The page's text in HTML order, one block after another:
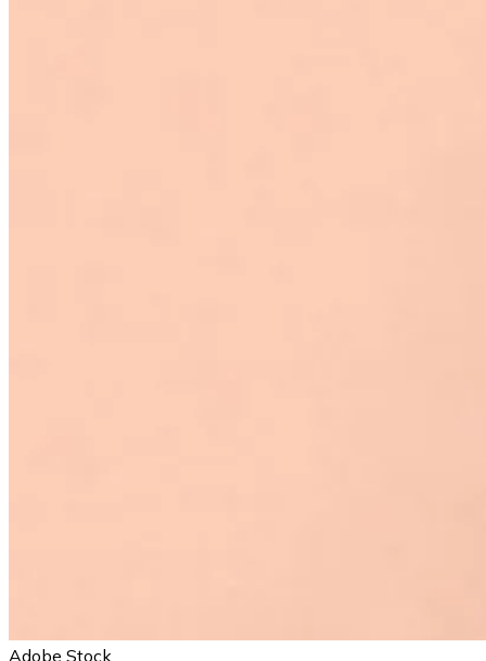
Adobe Stock